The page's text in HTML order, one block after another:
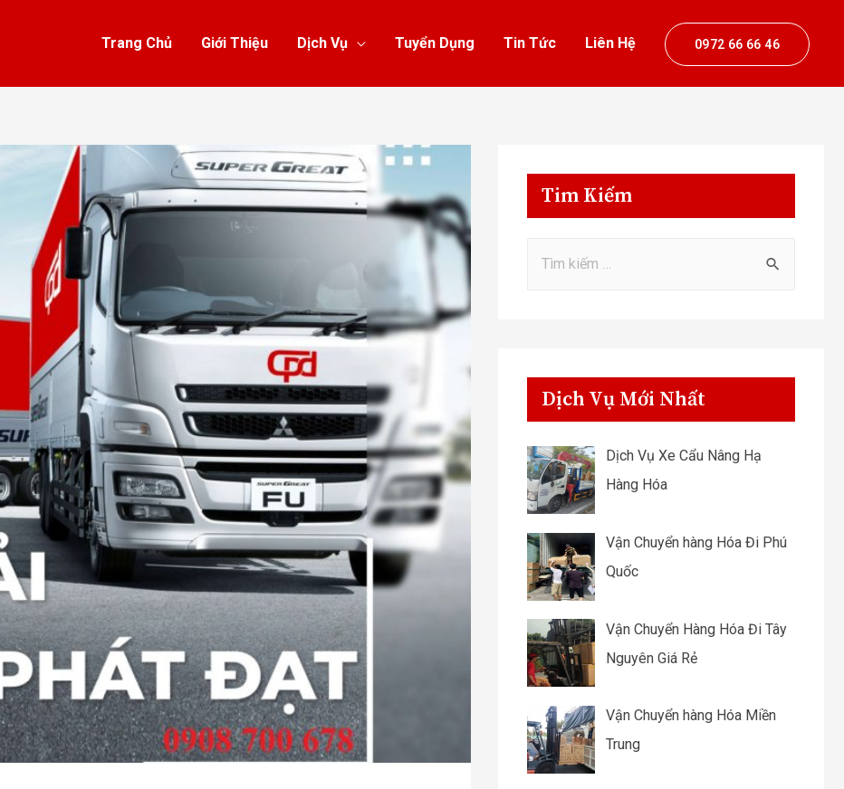
Trang Chủ Giới Thiệu Dịch Vụ Tuyển Dụng Tin Tức Liên Hệ 0972 66 66 46
Tim Kiếm
Dịch Vụ Mới Nhất
Dịch Vụ Xe Cẩu Nâng Hạ
Hàng Hóa
Vận Chuyển hàng Hóa Đi Phú
Quốc
Vận Chuyển Hàng Hóa Đi Tây
Nguyên Giá Rẻ
Vận Chuyển hàng Hóa Miền
Trung